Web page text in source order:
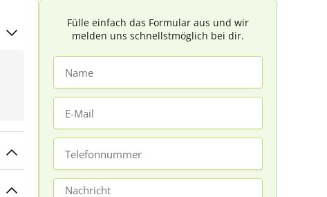
Fülle einfach das Formular aus und wir
melden uns schnellstmöglich bei dir.
Mail
Nachricht